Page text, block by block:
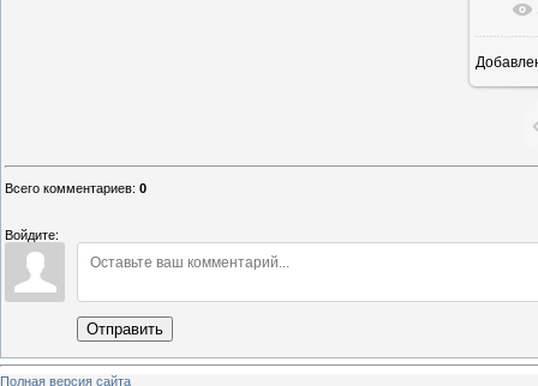
Всего комментариев: 0
Войдите:
Отправить
Полная версия сайта